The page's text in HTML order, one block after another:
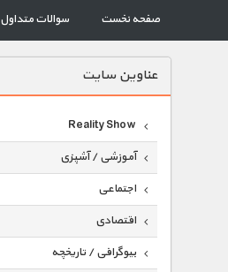
صفحه نخست سوالات متداول
عناوين سايت
Reality Show
آموزشی / آشپزی
اجتماعی
اقتصادی
بیوگرافی / تاریخچه